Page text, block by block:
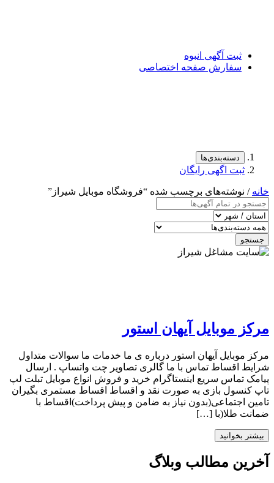
ثبت آگهی انبوه
سفارش صفحه اختصاصی
دسته‌بندی‌ها
ثبت اگهی رایگان
خانه / نوشته‌های برچسب شده “فروشگاه موبایل شیراز”
جستجو
مرکز موبایل آیهان استور
مرکز موبایل آیهان استور درباره ی ما خدمات ما سوالات متداول
شرایط اقساط تماس با ما گالری تصاویر چت واتساپ . ارسال
پیامک تماس سریع اینستاگرام خرید و فروش انواع موبایل تبلت لپ
تاپ کنسول بازی به صورت نقد و اقساط اقساط مستمری بگیران
تامین اجتماعی(بدون نیاز به ضامن و پیش پرداخت)اقساط با
ضمانت طلا(با […]
بیشتر بخوانید
آخرین مطالب وبلاگ